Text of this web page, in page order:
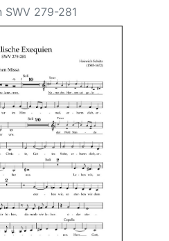
SWV 279-281